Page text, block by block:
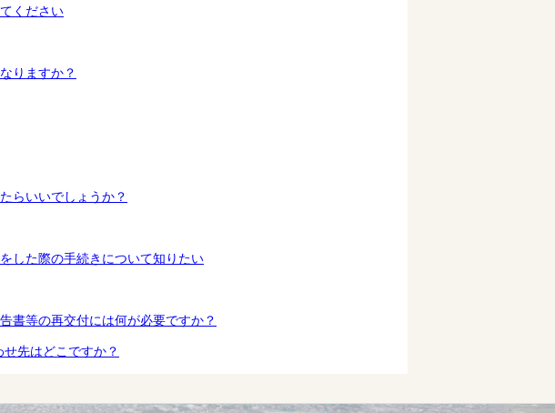
ください
りますか？
らいいでしょうか？
した際の手続きについて知りたい
書等の再交付には何が必要ですか？
先はどこですか？